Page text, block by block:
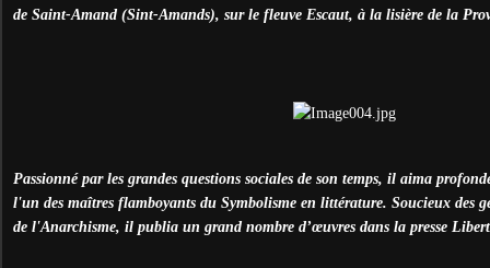
de Saint-Amand (Sint-Amands), sur le fleuve Escaut, à la lisière de la
Passionné par les grandes questions sociales de son temps, il aima
l'un des maîtres flamboyants du Symbolisme en littérature. Soucieux des
de l'Anarchisme, il publia un grand nombre d’œuvres dans la presse